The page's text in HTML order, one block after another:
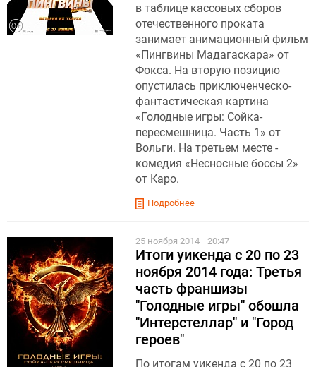
в таблице кассовых сборов
отечественного проката
занимает анимационный фильм
«Пингвины Мадагаскара» от
Фокса. На вторую позицию
опустилась приключенческо-
фантастическая картина
«Голодные игры: Сойка-
пересмешница. Часть 1» от
Вольги. На третьем месте -
комедия «Несносные боссы 2»
от Каро.
Подробнее
25 ноября 2014 20:47
Итоги уикенда c 20 по 23
ноября 2014 года: Третья
часть франшизы
"Голодные игры" обошла
"Интерстеллар" и "Город
героев"
По итогам уикенда с 20 по 23